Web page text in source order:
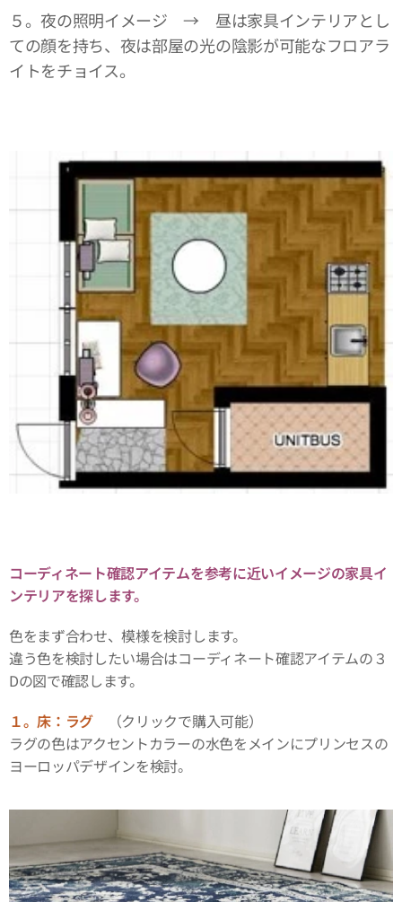
５。夜の照明イメージ → 昼は家具インテリアとし
ての顔を持ち、夜は部屋の光の陰影が可能なフロアラ
イトをチョイス。
コーディネート確認アイテムを参考に近いイメージの家具イ
ンテリアを探します。
色をまず合わせ、模様を検討します。
違う色を検討したい場合はコーディネート確認アイテムの３
Dの図で確認します。
１。床：ラグ
（クリックで購入可能）
ラグの色はアクセントカラーの水色をメインにプリンセスの
ヨーロッパデザインを検討。